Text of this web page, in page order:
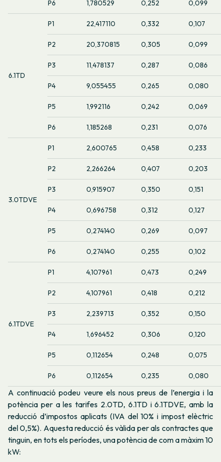
P6 1,780529 0,252 0,099
6.1TD
P1 22,417110 0,332 0,107
P2 20,370815 0,305 0,099
P3 11,478137 0,287 0,086
P4 9,055455 0,265 0,080
P5 1,992116 0,242 0,069
P6 1,185268 0,231 0,076
3.0TDVE
P1 2,600765 0,458 0,233
P2 2,266264 0,407 0,203
P3 0,915907 0,350 0,151
P4 0,696758 0,312 0,127
P5 0,274140 0,269 0,097
P6 0,274140 0,255 0,102
6.1TDVE
P1 4,107961 0,473 0,249
P2 4,107961 0,418 0,212
P3 2,239713 0,352 0,150
P4 1,696452 0,306 0,120
P5 0,112654 0,248 0,075
P6 0,112654 0,235 0,080
A continuació podeu veure els nous preus de l’energia i la
potència per a les tarifes 2.0TD, 6.1TD i 6.1TDVE, amb la
reducció d’impostos aplicats (IVA del 10% i impost elèctric
del 0,5%). Aquesta reducció és vàlida per als contractes que
tinguin, en tots els períodes, una potència de com a màxim 10
kW: